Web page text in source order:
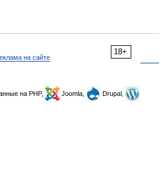
18+
на сайте
на PHP, Joomla,
Drupal,